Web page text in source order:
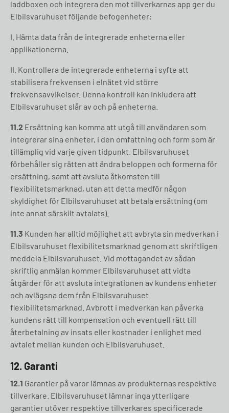
laddboxen och integrera den mot tillverkarnas app ger du
Elbilsvaruhuset följande befogenheter:
I. Hämta data från de integrerade enheterna eller
applikationerna.
II. Kontrollera de integrerade enheterna i syfte att
stabilisera frekvensen i elnätet vid större
frekvensavvikelser. Denna kontroll kan inkludera att
Elbilsvaruhuset slår av och på enheterna.
11.2 Ersättning kan komma att utgå till användaren som
integrerar sina enheter, i den omfattning och form som är
tillämplig vid varje given tidpunkt. Elbilsvaruhuset
förbehåller sig rätten att ändra beloppen och formerna för
ersättning, samt att avsluta åtkomsten till
flexibilitetsmarknad, utan att detta medför någon
skyldighet för Elbilsvaruhuset att betala ersättning (om
inte annat särskilt avtalats).
11.3 Kunden har alltid möjlighet att avbryta sin medverkan i
Elbilsvaruhuset flexibilitetsmarknad genom att skriftligen
meddela Elbilsvaruhuset. Vid mottagandet av sådan
skriftlig anmälan kommer Elbilsvaruhuset att vidta
åtgärder för att avsluta integrationen av kundens enheter
och avlägsna dem från Elbilsvaruhuset
flexibilitetsmarknad. Avbrott i medverkan kan påverka
kundens rätt till kompensation och eventuell rätt till
återbetalning av insats eller kostnader i enlighet med
avtalet mellan kunden och Elbilsvaruhuset.
12. Garanti
12.1 Garantier på varor lämnas av produkternas respektive
tillverkare. Elbilsvaruhuset lämnar inga ytterligare
garantier utöver respektive tillverkares specificerade